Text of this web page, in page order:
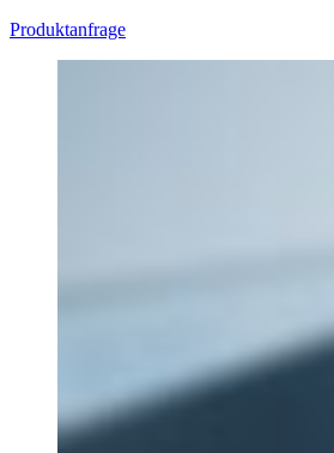
Produktanfrage